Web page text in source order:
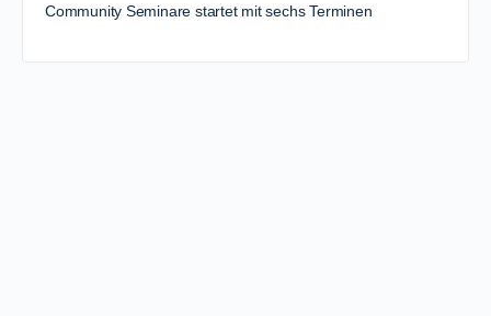
Community Seminare startet mit sechs Terminen